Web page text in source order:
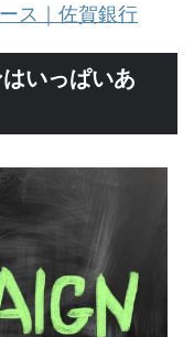
ス｜佐賀銀行
いっぱいあ